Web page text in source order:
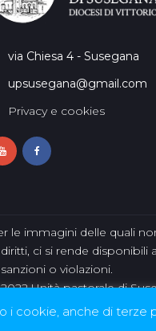
via Chiesa 4 - Susegana
upsusegana@gmail.com
Privacy e cookies
le immagini delle quali
ci si rende
o violazioni.
Unità pastorale di
i cookie, anche di terze